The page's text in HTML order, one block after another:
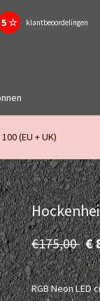
5 ☆ klantbeoordelingen
(EU + UK)
€175,00 €
RGB Neon LED